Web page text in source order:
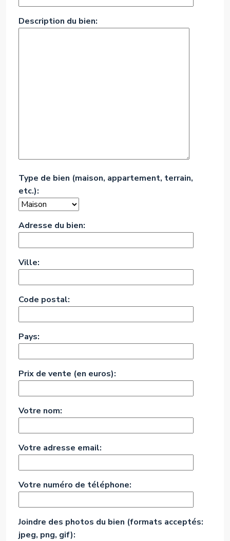
Description du bien:
Type de bien (maison, appartement, terrain,
etc.):
Adresse du bien:
Ville:
Code postal:
Pays:
Prix de vente (en euros):
Votre nom:
Votre adresse email:
Votre numéro de téléphone:
Joindre des photos du bien (formats acceptés:
jpeg, png, gif):